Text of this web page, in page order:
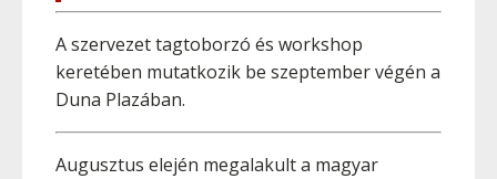
A szervezet tagtoborzó és workshop
keretében mutatkozik be szeptember végén a
Duna Plazában.
Augusztus elején megalakult a magyar